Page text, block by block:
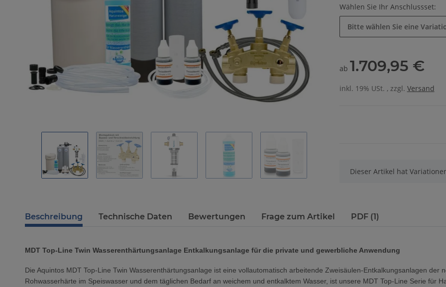
Wählen Sie Ihr Anschlussset:
Bitte wählen Sie eine
ab 1.709,95 €
inkl. 19% USt. , zzgl. Versand
x
Dieser Artikel hat
Beschreibung Technische Daten Bewertungen Frage zum Artikel PDF (1)
MDT Top-Line Twin Wasserenthärtungsanlage Entkalkungsanlage für die private und gewerbliche Anwendung
Die Aquintos MDT Top-Line Twin Wasserenthärtungsanlage ist eine vollautomatisch arbeitende Zweisäulen-Entkalkungsanlagen der
Rohwasserhärte im Speiswasser und dem täglichen Bedarf an weichem und entkalktem Wasser, ist unsere MDT Top-Line Serie für